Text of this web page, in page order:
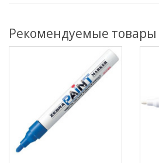
Рекомендуемые товары